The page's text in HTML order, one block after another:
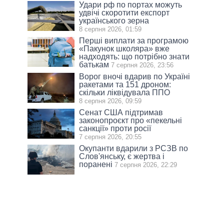
Удари рф по портах можуть
удвічі скоротити експорт
українського зерна
8 серпня 2026, 01:59
Перші виплати за програмою
«Пакунок школяра» вже
надходять: що потрібно знати
батькам 7 серпня 2026, 23:56
Ворог вночі вдарив по Україні
ракетами та 151 дроном:
скільки ліквідувала ППО
8 серпня 2026, 09:59
Сенат США підтримав
законопроєкт про «пекельні
санкції» проти росії
7 серпня 2026, 20:55
Окупанти вдарили з РСЗВ по
Слов'янську, є жертва і
поранені 7 серпня 2026, 22:29